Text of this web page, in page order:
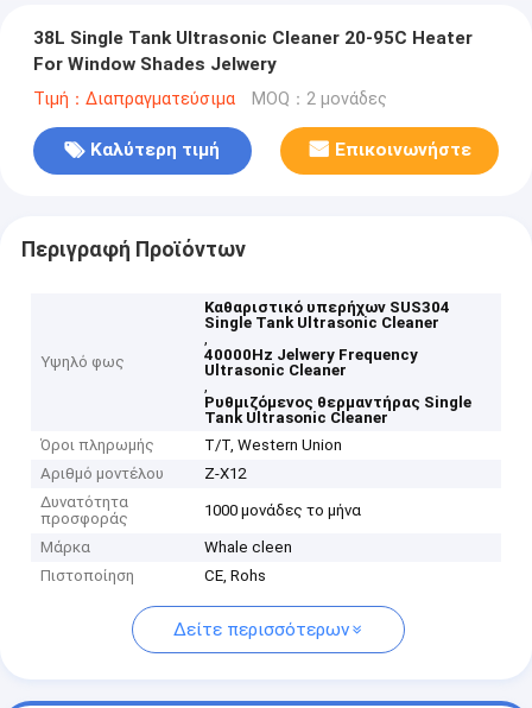
38L Single Tank Ultrasonic Cleaner 20-95C Heater
For Window Shades Jelwery
Τιμή：Διαπραγματεύσιμα MOQ：2 μονάδες
Καλύτερη τιμή Επικοινωνήστε
Περιγραφή Προϊόντων
Υψηλό φως
Καθαριστικό υπερήχων SUS304
Single Tank Ultrasonic Cleaner
,
40000Hz Jelwery Frequency
Ultrasonic Cleaner
,
Ρυθμιζόμενος θερμαντήρας Single
Tank Ultrasonic Cleaner
Όροι πληρωμής
T/T, Western Union
Αριθμό μοντέλου
Ζ-Χ12
Δυνατότητα
προσφοράς
1000 μονάδες το μήνα
Μάρκα
Whale cleen
Πιστοποίηση
CE, Rohs
Δείτε περισσότερων